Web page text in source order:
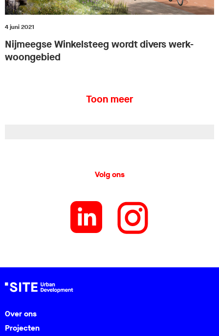
4 juni 2021
Nijmeegse Winkelsteeg wordt divers werk-
woongebied
Toon meer
Volg ons
Over ons
Projecten